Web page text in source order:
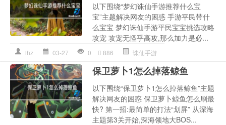
以下围绕“梦幻诛仙手游推荐什么宝
宝”主题解决网友的困惑 手游平民带什
么宝宝 梦幻诛仙手游平民宝宝挑选攻略
攻宠 攻宠无怪乎高攻,那么加力是必...
lhz 03-27 0 886 诛仙手游
保卫萝卜1怎么掉落鲸鱼
以下围绕“保卫萝卜1怎么掉落鲸鱼”主题
解决网友的困惑 保卫萝卜鲸鱼怎么刷最
快? 第一招:最简单的打法“划屏” 从深海
主题第3关开始,深海领地大BOS...